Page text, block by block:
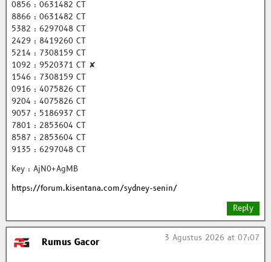
0856 : 0631482 CT
8866 : 0631482 CT
5382 : 6297048 CT
2429 : 8419260 CT
5214 : 7308159 CT
1092 : 9520371 CT ✘
1546 : 7308159 CT
0916 : 4075826 CT
9204 : 4075826 CT
9057 : 5186937 CT
7801 : 2853604 CT
8587 : 2853604 CT
9135 : 6297048 CT
Key : AjN0+AgMB
https://forum.kisentana.com/sydney-senin/
Reply
Rumus Gacor 3 Agustus 2026 at 07:07